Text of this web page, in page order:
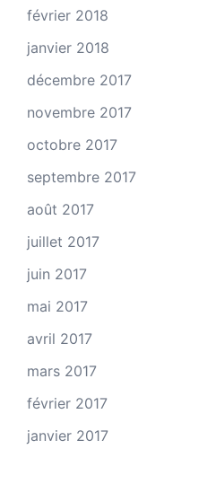
février 2018
janvier 2018
décembre 2017
novembre 2017
octobre 2017
septembre 2017
août 2017
juillet 2017
juin 2017
mai 2017
avril 2017
mars 2017
février 2017
janvier 2017